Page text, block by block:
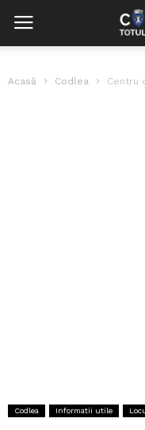
Acasă Codlea Centru
Codlea Informatii utile